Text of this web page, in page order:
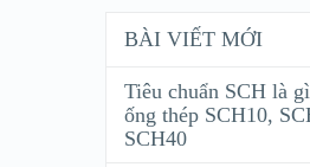
BÀI VIẾT MỚI
Tiêu chuẩn SCH là
ống thép SCH10,
SCH40